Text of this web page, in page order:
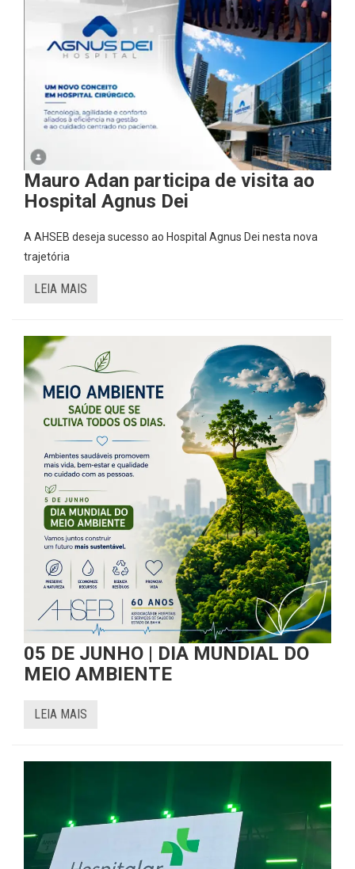
Mauro Adan participa de visita ao
Hospital Agnus Dei
A AHSEB deseja sucesso ao Hospital Agnus Dei nesta nova
trajetória
LEIA MAIS
05 DE JUNHO | DIA MUNDIAL DO
MEIO AMBIENTE
LEIA MAIS